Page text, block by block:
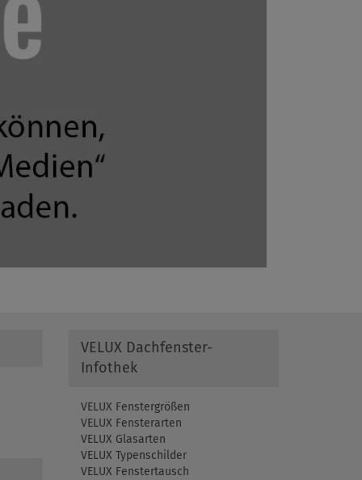
VELUX Dachfenster-
Infothek
VELUX Fenstergrößen
VELUX Fensterarten
VELUX Glasarten
VELUX Typenschilder
VELUX Fenstertausch